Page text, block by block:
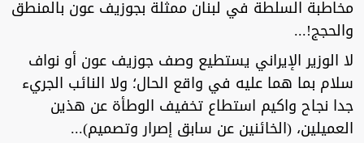
مخاطبة السلطة في لبنان ممثلة بجوزيف عون بالمنطق
والحجج!...
لا الوزير الإيراني يستطيع وصف جوزيف عون أو نواف
سلام بما هما عليه في واقع الحال؛ ولا النائب الجريء
جدا نجاح واكيم استطاع تخفيف الوطأة عن هذين
العميلين، (الخائنين عن سابق إصرار وتصميم)...